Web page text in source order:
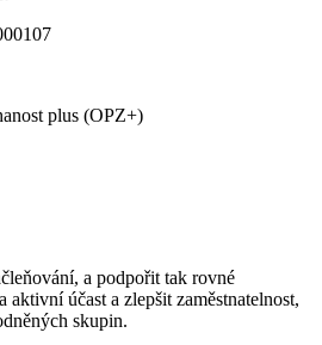
plus (OPZ+)
a podpořit tak rovné
účast a zlepšit zaměstnatelnost,
skupin.